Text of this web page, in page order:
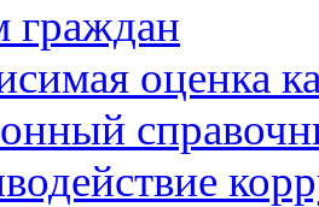
граждан
оценка